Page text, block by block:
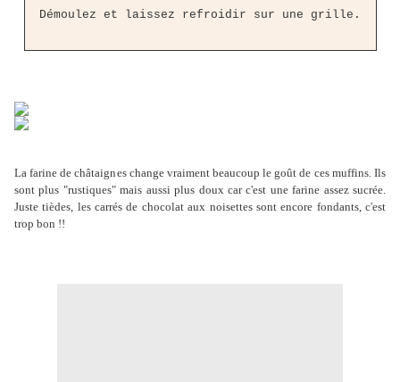
Démoulez et laissez refroidir sur une grille.
La farine de châtaignes change vraiment beaucoup le goût de ces muffins. Ils
sont plus "rustiques" mais aussi plus doux car c'est une farine assez sucrée.
Juste tièdes, les carrés de chocolat aux noisettes sont encore fondants, c'est
trop bon !!